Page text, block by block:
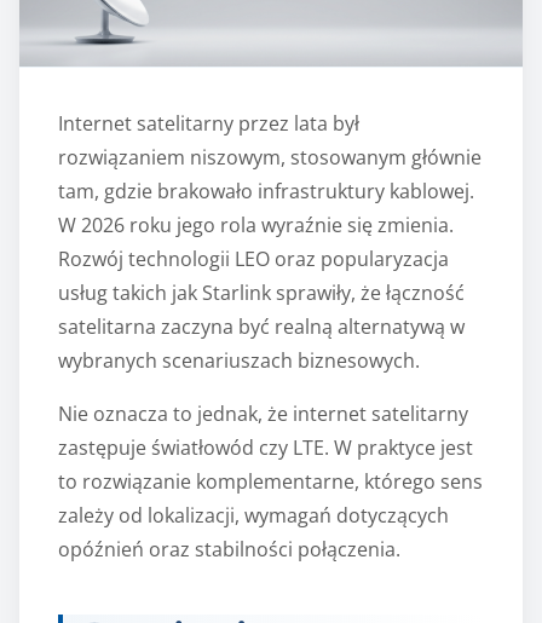
Internet satelitarny przez lata był
rozwiązaniem niszowym, stosowanym głównie
tam, gdzie brakowało infrastruktury kablowej.
W 2026 roku jego rola wyraźnie się zmienia.
Rozwój technologii LEO oraz popularyzacja
usług takich jak Starlink sprawiły, że łączność
satelitarna zaczyna być realną alternatywą w
wybranych scenariuszach biznesowych.
Nie oznacza to jednak, że internet satelitarny
zastępuje światłowód czy LTE. W praktyce jest
to rozwiązanie komplementarne, którego sens
zależy od lokalizacji, wymagań dotyczących
opóźnień oraz stabilności połączenia.